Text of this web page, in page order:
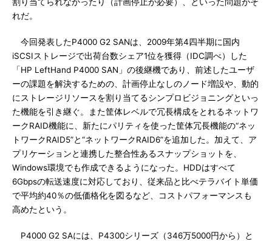
れだ。
今回発表したP4000 G2 SANは、2009年第4四半期に国内
iSCSIストレージで出荷台数シェア1位を獲得（IDC調べ）した
「HP LeftHand P4000 SAN」の後継機であり、前述したユーザ
ーの課題を解決するための、計画停止なしのノード増設や、動的
にストレージリソースを割り当てるシンプロビジョニングといっ
た機能を引き継ぐ。また筐体レベルで冗長構成をとれるネットワ
ークRAID機能に、新たにパリティを使った筐体冗長機能の“ネッ
トワークRAID5”と“ネットワークRAID6”を追加した。加えて、ア
プリケーションと連携した整合性あるスナップショットを、
Windows環境でも作成できるようになった。HDDはすべて
6Gbpsの転送速度に対応しており、従来品と比べテラバイト単価
で平均約40％の低価格化を図るなど、コストパフォーマンスも
高めたという。
P4000 G2 SAには、P4300シリーズ（346万5000円から）と